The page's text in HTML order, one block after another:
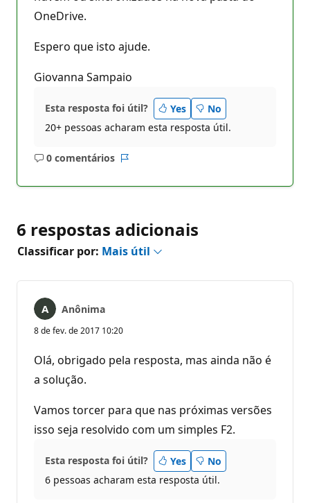
OneDrive.
Espero que isto ajude.
Giovanna Sampaio
Esta resposta foi útil? Yes
No
20+ pessoas acharam esta resposta útil.
0 comentários
Sem
6 respostas adicionais
Classificar por: Mais útil
Anônima
8 de fev. de 2017 10:20
Olá, obrigado pela resposta, mas ainda não é
a solução.
Vamos torcer para que nas próximas versões
isso seja resolvido com um simples F2.
Esta resposta foi útil? Yes
No
6 pessoas acharam esta resposta útil.